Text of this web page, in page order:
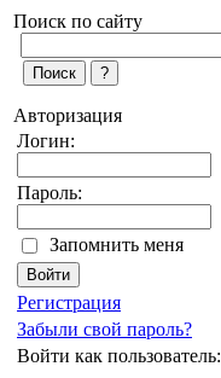
Поиск по сайту
Авторизация
Логин:
Пароль:
Запомнить меня
Регистрация
Забыли свой пароль?
Войти как пользователь: